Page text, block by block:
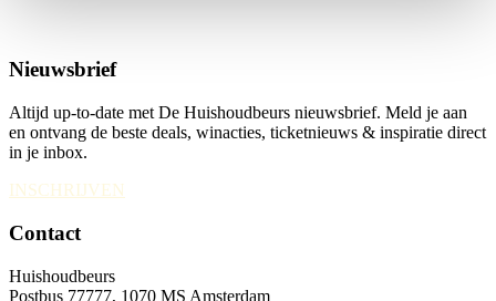
Nieuwsbrief
Altijd up-to-date met De Huishoudbeurs nieuwsbrief. Meld je aan
en ontvang de beste deals, winacties, ticketnieuws & inspiratie direct
in je inbox.
INSCHRIJVEN
Contact
Huishoudbeurs
Postbus 77777, 1070 MS Amsterdam